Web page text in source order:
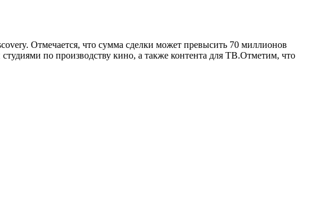
Отмечается, что сумма сделки может превысить 70 миллионов
по производству кино, а также контента для ТВ.Отметим, что